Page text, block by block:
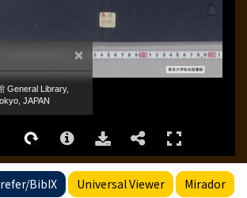
refer/BibIX Universal Viewer Mirador